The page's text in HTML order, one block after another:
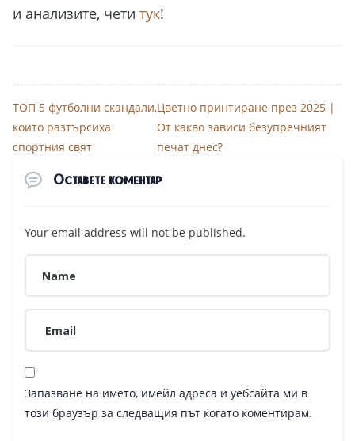
и анализите, чети тук!
ТОП 5 футболни скандали,
които разтърсиха
спортния свят
Цветно принтиране през 2025 |
От какво зависи безупречният
печат днес?
Оставете коментар
Your email address will not be published.
Запазване на името, имейл адреса и уебсайта ми в
този браузър за следващия път когато коментирам.